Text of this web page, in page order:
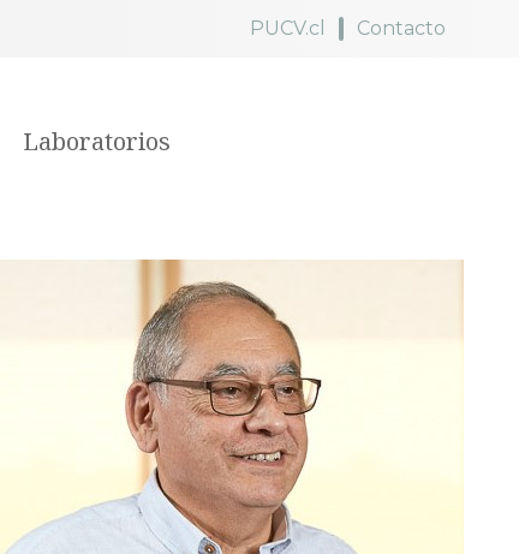
PUCV.cl Contacto
Laboratorios